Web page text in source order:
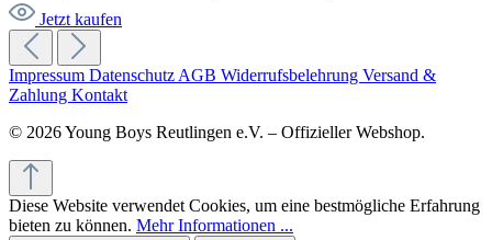
Jetzt kaufen
Impressum Datenschutz AGB Widerrufsbelehrung Versand &
Zahlung Kontakt
© 2026 Young Boys Reutlingen e.V. – Offizieller Webshop.
Diese Website verwendet Cookies, um eine bestmögliche Erfahrung
bieten zu können. Mehr Informationen ...